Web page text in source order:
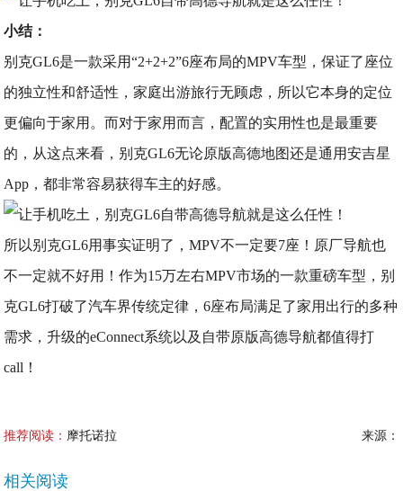
小结：
别克GL6是一款采用“2+2+2”6座布局的MPV车型，保证了座位
的独立性和舒适性，家庭出游旅行无顾虑，所以它本身的定位
更偏向于家用。而对于家用而言，配置的实用性也是最重要
的，从这点来看，别克GL6无论原版高德地图还是通用安吉星
App，都非常容易获得车主的好感。
所以别克GL6用事实证明了，MPV不一定要7座！原厂导航也
不一定就不好用！作为15万左右MPV市场的一款重磅车型，别
克GL6打破了汽车界传统定律，6座布局满足了家用出行的多种
需求，升级的eConnect系统以及自带原版高德导航都值得打
call！
推荐阅读： 摩托诺拉 来源：
相关阅读